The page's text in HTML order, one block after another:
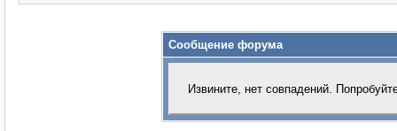
Сообщение форума
Извините, нет совпадений.